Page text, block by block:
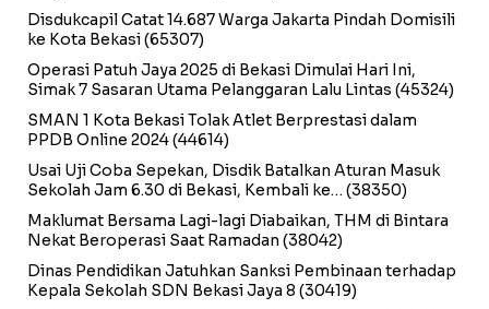
Disdukcapil Catat 14.687 Warga Jakarta Pindah Domisili
ke Kota Bekasi(65307)
Operasi Patuh Jaya 2025 di Bekasi Dimulai Hari Ini,
Simak 7 Sasaran Utama Pelanggaran Lalu Lintas (45324)
SMAN 1 Kota Bekasi Tolak Atlet Berprestasi dalam
PPDB Online 2024(44614)
Usai Uji Coba Sepekan, Disdik Batalkan Aturan Masuk
Sekolah Jam 6.30 di Bekasi, Kembali ke… (38350)
Maklumat Bersama Lagi-lagi Diabaikan, THM di Bintara
Nekat Beroperasi Saat Ramadan (38042)
Dinas Pendidikan Jatuhkan Sanksi Pembinaan terhadap
Kepala Sekolah SDN Bekasi Jaya 8 (30419)